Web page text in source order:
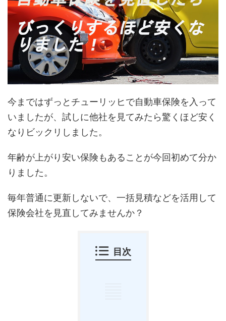
今まではずっとチューリッヒで自動車保険を入って
いましたが、試しに他社を見てみたら驚くほど安く
なりビックリしました。
年齢が上がり安い保険もあることが今回初めて分か
りました。
毎年普通に更新しないで、一括見積などを活用して
保険会社を見直してみませんか？
目次